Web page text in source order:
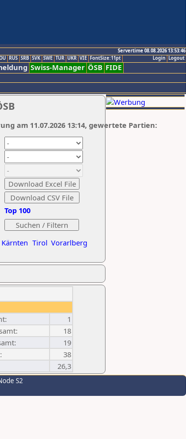
Servertime 08.08.2026 13:53:46
Logout
Login
RUS SRB SVK SWE TUR UKR VIE FontSize:11pt
Swiss-Manager ÖSB FIDE
Kärnten Tirol Vorarlberg
Top 100
am 11.07.2026 13:14, gewertete Partien:
1
18
19
38
26,3
S2